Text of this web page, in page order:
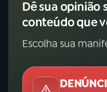
Dê sua opinião
conteúdo que
Escolha sua